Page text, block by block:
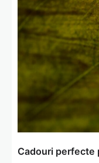
Cadouri perfecte